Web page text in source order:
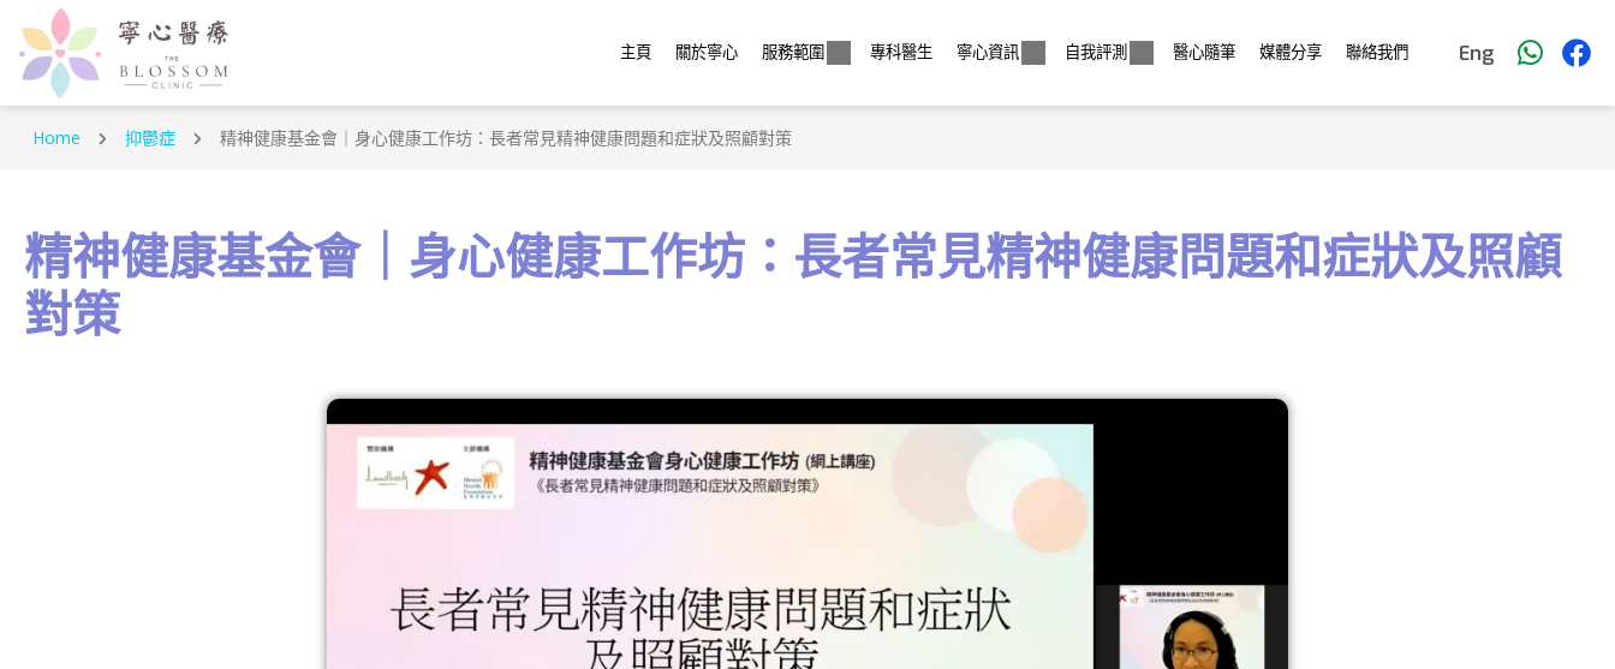
主頁 關於寧心 服務範圍 專科醫生 寧心資訊 自我評測 醫心隨筆 媒體分享 聯絡我們 Eng
Home 抑鬱症 精神健康基金會｜身心健康工作坊：長者常見精神健康問題和症狀及照顧對策
精神健康基金會｜身心健康工作坊：長者常見精神健康問題和症狀及照顧
對策